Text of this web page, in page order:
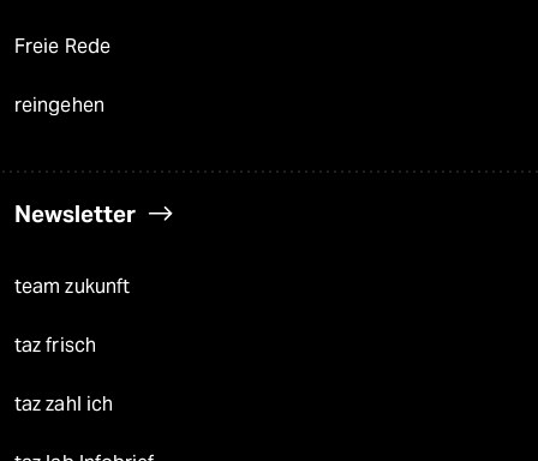
Freie Rede
reingehen
Newsletter
team zukunft
taz frisch
taz zahl ich